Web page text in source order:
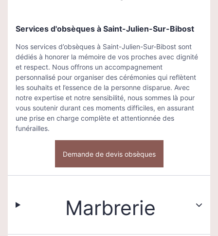
Services d'obsèques à Saint-Julien-Sur-Bibost
Nos services d’obsèques à Saint-Julien-Sur-Bibost sont
dédiés à honorer la mémoire de vos proches avec dignité
et respect. Nous offrons un accompagnement
personnalisé pour organiser des cérémonies qui reflètent
les souhaits et l’essence de la personne disparue. Avec
notre expertise et notre sensibilité, nous sommes là pour
vous soutenir durant ces moments difficiles, en assurant
une prise en charge complète et attentionnée des
funérailles.
Demande de devis obsèques
Marbrerie